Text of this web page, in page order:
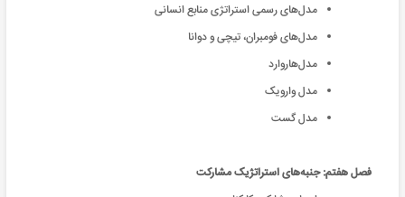
مدل‌های رسمی استراتژی منابع انسانی
مدل‌‌های فومبران، تیچی و دوانا
مدل‌هاروارد
مدل وارویک
مدل گست
فصل هفتم: جنبه‌های استراتژیک مشارکت